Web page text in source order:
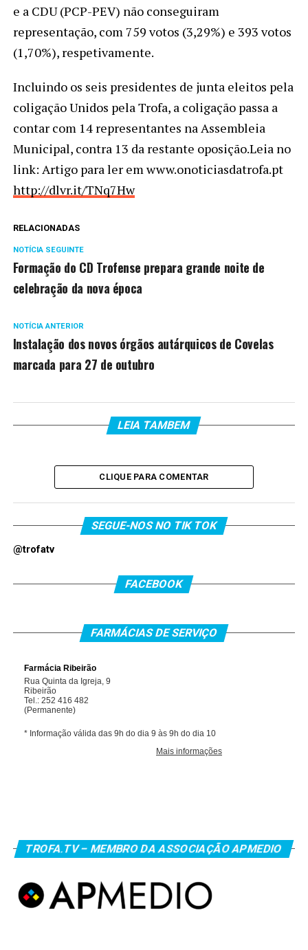
e a CDU (PCP-PEV) não conseguiram
representação, com 759 votos (3,29%) e 393 votos
(1,70%), respetivamente.
Incluindo os seis presidentes de junta eleitos pela
coligação Unidos pela Trofa, a coligação passa a
contar com 14 representantes na Assembleia
Municipal, contra 13 da restante oposição.Leia no
link: Artigo para ler em www.onoticiasdatrofa.pt
http://dlvr.it/TNq7Hw
RELACIONADAS
NOTÍCIA SEGUINTE
Formação do CD Trofense prepara grande noite de
celebração da nova época
NOTÍCIA ANTERIOR
Instalação dos novos órgãos autárquicos de Covelas
marcada para 27 de outubro
LEIA TAMBEM
CLIQUE PARA COMENTAR
SEGUE-NOS NO TIK TOK
@trofatv
FACEBOOK
FARMÁCIAS DE SERVIÇO
TROFA.TV – MEMBRO DA ASSOCIAÇÃO APMEDIO